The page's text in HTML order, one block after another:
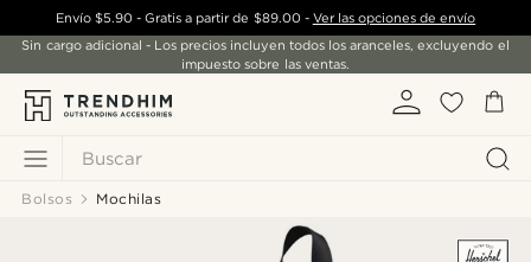
Buscar
Envío $5.90- Gratis a partir de $89.00- Ver las opciones de envío
Sin cargo adicional - Los precios incluyen todos los aranceles, excluyendo el
impuesto sobre las ventas.
Bolsos Mochilas